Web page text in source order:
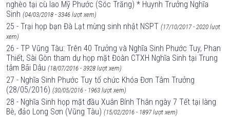
nghèo tại cù lao Mỹ Phước (Sóc Trăng) * Huynh Trưởng Nghĩa
Sinh (04/03/2018 - 3346 lượt xem)
25 - Trại họp bạn Đà Lạt mừng sinh nhật NSPT (17/10/2017 - 2020 lượt
xem)
26 - TP Vũng Tàu: Trên 40 Trưởng và Nghĩa Sinh Phước Tuy, Phan
Thiết, Sài Gòn tham dự họp mặt Đoàn CTXH Nghĩa Sinh tại Trung
tâm Bãi Dâu (18/07/2016 - 3928 lượt xem)
27 - Nghĩa Sinh Phước Tuy tổ chức Khóa Đơn Tâm Trưởng
(28/05/2016) (30/05/2016 - 1963 lượt xem)
28 - Nghĩa Sinh họp mặt đầu Xuân Bính Thân ngày 7 Tết tại làng
Bè, đảo Long Sơn (Vũng Tàu) (15/02/2016 - 1897 lượt xem)